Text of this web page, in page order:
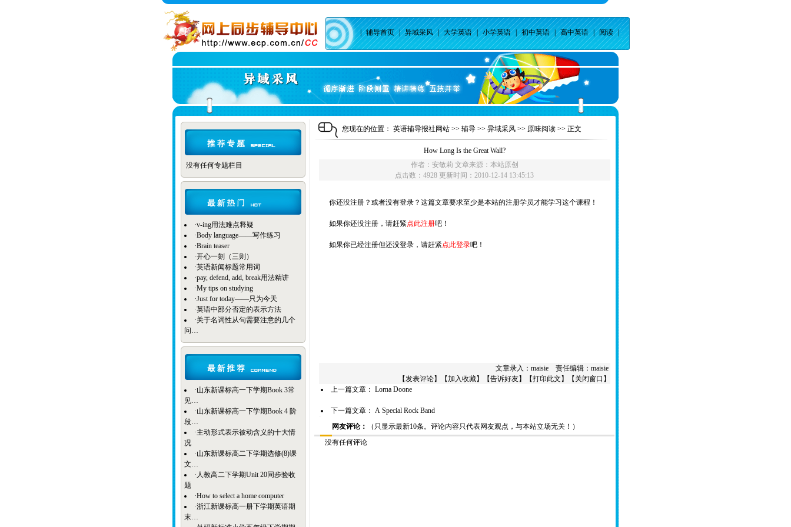
| 辅导首页 | 异域采风 | 大学英语 | 小学英语 | 初中英语 | 高中英语 | 阅读 |
没有任何专题栏目
·v-ing用法难点释疑
·Body language——写作练习
·Brain teaser
·开心一刻（三则）
·英语新闻标题常用词
·pay, defend, add, break用法精讲
·My tips on studying
·Just for today——只为今天
·英语中部分否定的表示方法
·关于名词性从句需要注意的几个
问…
·山东新课标高一下学期Book 3常
见…
·山东新课标高一下学期Book 4 阶
段…
·主动形式表示被动含义的十大情
况
·山东新课标高二下学期选修(8)课
文…
· 人教高二下学期Unit 20同步验收
题
·How to select a home computer
·浙江新课标高一册下学期英语期
末…
您现在的位置： 英语辅导报社网站 >> 辅导 >> 异域采风 >> 原味阅读 >> 正文
How Long Is the Great Wall?
作者：安敏莉 文章来源：本站原创
点击数：4928 更新时间：2010-12-14 13:45:13
你还没注册？或者没有登录？这篇文章要求至少是本站的注册学员才能学习这个课程！
如果你还没注册，请赶紧点此注册吧！
如果你已经注册但还没登录，请赶紧点此登录吧！
文章录入：maisie 责任编辑：maisie
【发表评论】【加入收藏】【告诉好友】【打印此文 】【 关闭窗口 】
上一篇文章： Lorna Doone
下一篇文章： A Special Rock Band
网友评论：
（只显示最新10条。评论内容只代表网友观点，与本站立场无关！）
没有任何评论